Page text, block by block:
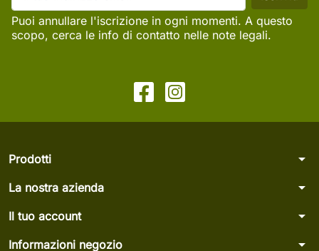
Puoi annullare l'iscrizione in ogni momenti. A questo
scopo, cerca le info di contatto nelle note legali.
Prodotti arrow_drop_down
La nostra azienda arrow_drop_down
Il tuo account arrow_drop_down
Informazioni negozio arrow_drop_down